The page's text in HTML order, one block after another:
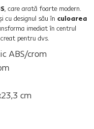
, care arată foarte modern.
cu designul său în culoarea
imediat în centrul
pentru dvs.
ABS/crom
cm